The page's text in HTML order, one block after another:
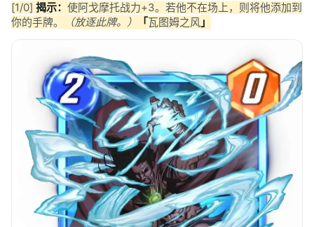
[1/0] 揭示： 使阿戈摩托战力+3。若他不在场上，则将他添加到
你的手牌。
（放逐此牌。） 「 瓦图姆之风」